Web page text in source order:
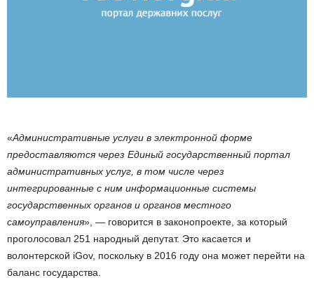
«Административные услуги в электронной форме
предоставляются через Единый государственный портал
административных услуг, в том числе через
интегрированные с ним информационные системы
государственных органов и органов местного
самоуправления», — говорится в законопроекте, за который
проголосовал 251 народный депутат. Это касается и
волонтерской iGov, поскольку в 2016 году она может перейти на
баланс государства.